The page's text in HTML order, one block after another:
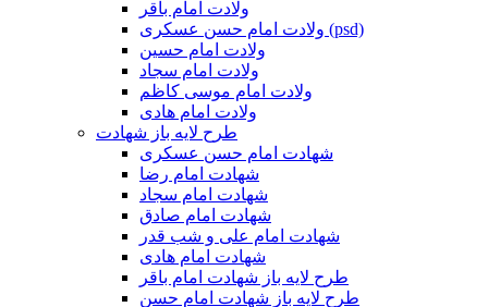
ولادت امام باقر
ولادت امام حسن عسکری (psd)
ولادت امام حسین
ولادت امام سجاد
ولادت امام موسی کاظم
ولادت امام هادی
طرح لایه باز شهادت
شهادت امام حسن عسکری
شهادت امام رضا
شهادت امام سجاد
شهادت امام صادق
شهادت امام علی و شب قدر
شهادت امام هادی
طرح لایه باز شهادت امام باقر
طرح لایه باز شهادت امام حسن